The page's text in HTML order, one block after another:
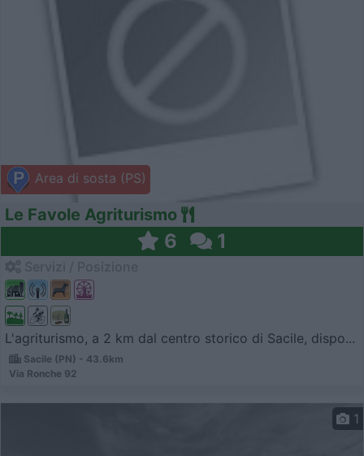
Area di sosta (PS)
Le Favole Agriturismo
6 1
L'agriturismo, a 2 km dal centro storico di Sacile, dispo...
Sacile (PN) - 43.6km
Via Ronche 92
1